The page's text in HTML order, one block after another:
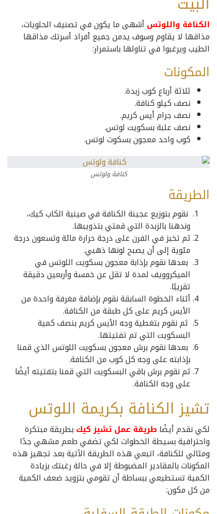
الكنافة واللوتس أشهى ما يكون في تصنيف الحلويات،
مذاقها لا يقاوم وسوف يدمن جميع أفراد أسرتك مذاقها
الطيب ويرغبوا في تناولها باستمرار:
المكونات
ثلاثة أرباع كوب زبدة.
نصف كيلو كنافة.
نصف جرام أيس كريم.
نصف علبة بسكويت لوتس.
كوب واحد معجون بسكوت لوتس.
كنافة ولوتس
الطريقة
نقوم بتوزيع عجينة الكنافة في صينية الكاب كيك،
وندهنا بالزبدة التي قمتي بتذويبها.
ثم تخبز في الفرن على درجة حرارة مائة وتسعون درجة
مئوية إلى أن يصبح لونها ذهبي.
بعدها نقوم بإذابة معجون بسكويت اللوتس في
الميكروويف لمدة لا تقل عن خمسة وأربعين دقيقة
تقريبًا.
أثناء الخطوة السابقة نقوم بإضافة مغرفة واحدة من
الأيس كريم على كل طبقة من الكنافة.
ثم نقوم بتغطية وجه الأيس كريم بنصف كمية
البسكويت التي تم تفتيتها.
بعدها نقوم برش معجون بسكويت اللوتس الذي قمنا
بإذابته على وجه كل كوب من الكنافة.
ثم نقوم برش باقي البسكويت التي قمنا بتفتيته أيضًا
على وجه الكنافة.
تشيز الكنافة بكريمة اللوتس
لكي نقدم أيضًا طريقة عمل تشيز كيكبطريقة مبتكرة
واحترافية بسيطة الخطوات لكي تضفي طعم مشهي جدًا
ومثالي للكنافة، اتبعي هذه الطريقة الآتية بعد تجهيز هذه
المكونات بالمقادير المضبوطة إلا في حالة رغبتك بزيادة
الكمية تستطيعي ببساطة أن تقومي بتزويد ضعف الكمية
من كل مكون: